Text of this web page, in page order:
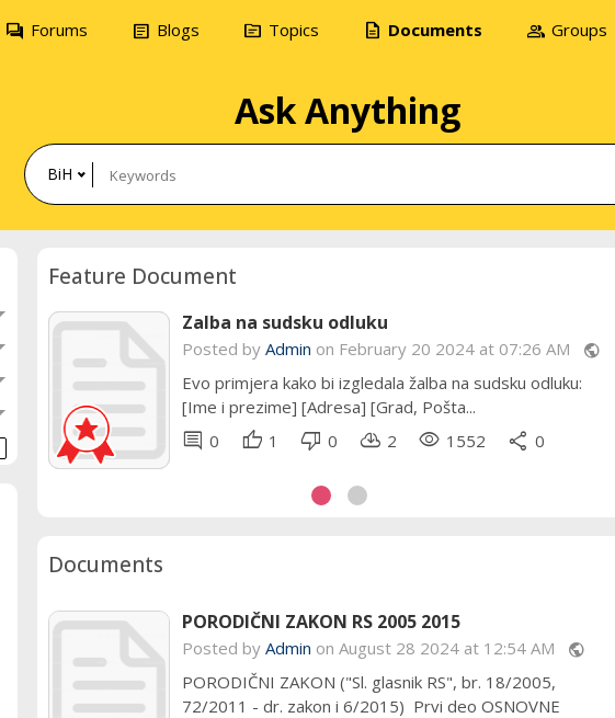
forum Forums article Blogs topic Topics description Documents group Groups
Ask Anything
BiH
Feature Document
Zalba na sudsku odluku
Posted by Admin on February 20 2024 at 07:26 AM public
Evo primjera kako bi izgledala žalba na sudsku odluku:
[Ime i prezime] [Adresa] [Grad, Pošta...
comment 0 thumb_up 1 thumb_down 0 cloud_download 2 remove_red_eye 1552 share 0
Admin
public
UGOVOR O RADU Zaključen dana [datum zaključenja
ugovora] godine u [mjesto zaključenja ugovora]...
comment 0 thumb_up 0 thumb_down 0 cloud_download 0 remove_red_eye 1811 share 0
Documents
PORODIČNI ZAKON RS 2005 2015
Posted by Admin on August 28 2024 at 12:54 AM public
PORODIČNI ZAKON ("Sl. glasnik RS", br. 18/2005,
72/2011 - dr. zakon i 6/2015) Prvi deo OSNOVNE